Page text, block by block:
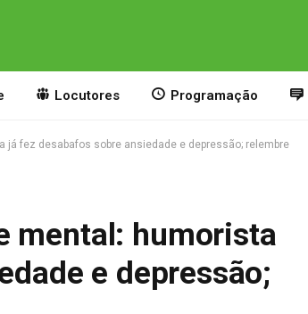
Locutores Programação
fez desabafos sobre ansiedade e depressão; relembre
mental: humorista
e depressão;